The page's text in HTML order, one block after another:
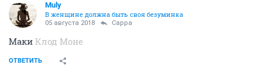
Muly
В женщине должна быть своя безyминка
05 августа 2018 Сарра
Маки Клод Моне
ОТВЕТИТЬ